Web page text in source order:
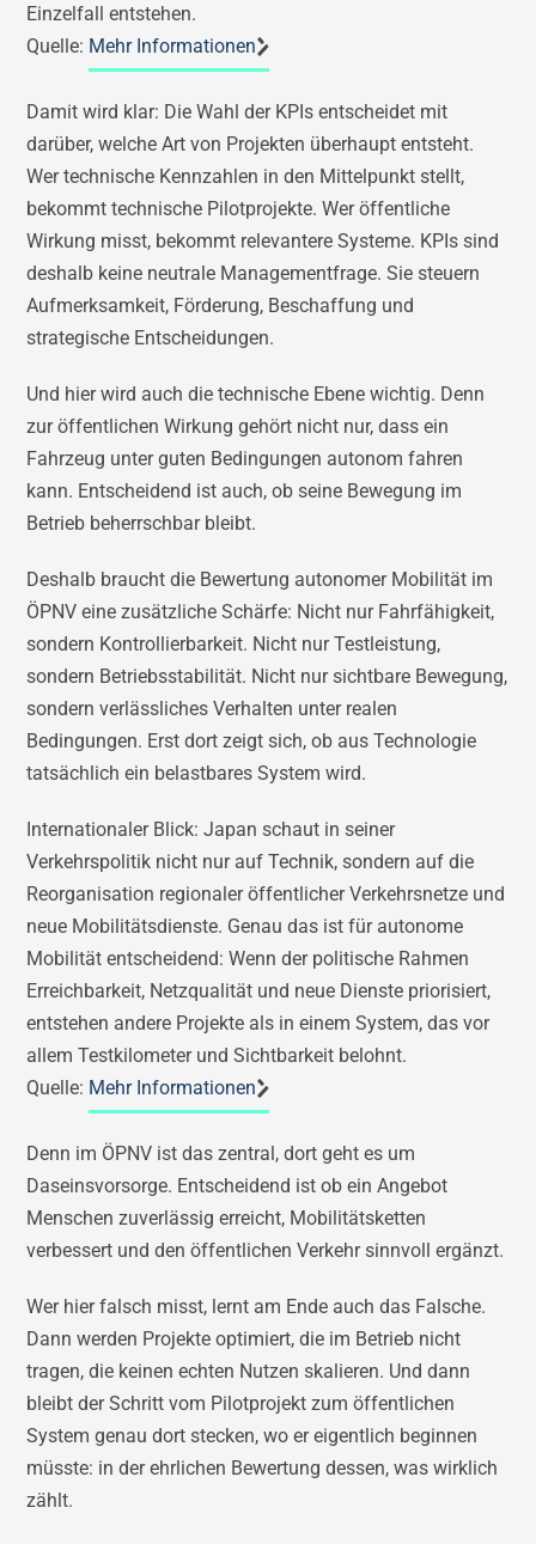
Einzelfall entstehen.
Quelle: Mehr Informationen
Damit wird klar: Die Wahl der KPIs entscheidet mit
darüber, welche Art von Projekten überhaupt entsteht.
Wer technische Kennzahlen in den Mittelpunkt stellt,
bekommt technische Pilotprojekte. Wer öffentliche
Wirkung misst, bekommt relevantere Systeme. KPIs sind
deshalb keine neutrale Managementfrage. Sie steuern
Aufmerksamkeit, Förderung, Beschaffung und
strategische Entscheidungen.
Und hier wird auch die technische Ebene wichtig. Denn
zur öffentlichen Wirkung gehört nicht nur, dass ein
Fahrzeug unter guten Bedingungen autonom fahren
kann. Entscheidend ist auch, ob seine Bewegung im
Betrieb beherrschbar bleibt.
Deshalb braucht die Bewertung autonomer Mobilität im
ÖPNV eine zusätzliche Schärfe: Nicht nur Fahrfähigkeit,
sondern Kontrollierbarkeit. Nicht nur Testleistung,
sondern Betriebsstabilität. Nicht nur sichtbare Bewegung,
sondern verlässliches Verhalten unter realen
Bedingungen. Erst dort zeigt sich, ob aus Technologie
tatsächlich ein belastbares System wird.
Internationaler Blick: Japan schaut in seiner
Verkehrspolitik nicht nur auf Technik, sondern auf die
Reorganisation regionaler öffentlicher Verkehrsnetze und
neue Mobilitätsdienste. Genau das ist für autonome
Mobilität entscheidend: Wenn der politische Rahmen
Erreichbarkeit, Netzqualität und neue Dienste priorisiert,
entstehen andere Projekte als in einem System, das vor
allem Testkilometer und Sichtbarkeit belohnt.
Quelle: Mehr Informationen
Denn im ÖPNV ist das zentral, dort geht es um
Daseinsvorsorge. Entscheidend ist ob ein Angebot
Menschen zuverlässig erreicht, Mobilitätsketten
verbessert und den öffentlichen Verkehr sinnvoll ergänzt.
Wer hier falsch misst, lernt am Ende auch das Falsche.
Dann werden Projekte optimiert, die im Betrieb nicht
tragen, die keinen echten Nutzen skalieren. Und dann
bleibt der Schritt vom Pilotprojekt zum öffentlichen
System genau dort stecken, wo er eigentlich beginnen
müsste: in der ehrlichen Bewertung dessen, was wirklich
zählt.